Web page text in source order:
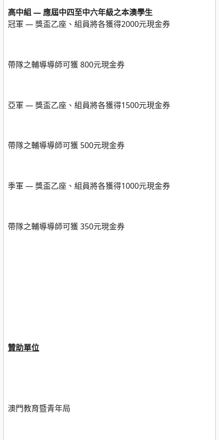
高中組 — 應屆中四至中六年級之本澳學生
冠軍 —獎盃乙座、組員將各獲得2000元現金券
帶隊之輔導導師可獲800元現金券
亞軍 —獎盃乙座、組員將各獲得1500元現金券
帶隊之輔導導師可獲 500元現金券
季軍 —獎盃乙座、組員將各獲得1000元現金券
帶隊之輔導導師可獲350元現金券
贊助單位
澳門教育暨青年局